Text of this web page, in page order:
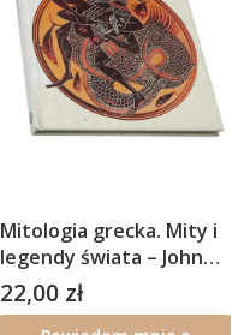
Mitologia grecka. Mity i
legendy świata – John
Pinsent
Cena
22,00 zł